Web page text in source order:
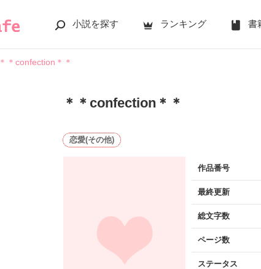
小説を探す ランキング 書
＊＊confection＊＊
＊＊confection＊＊
恋愛(その他)
作品番号
最終更新
総文字数
ページ数
ステータス